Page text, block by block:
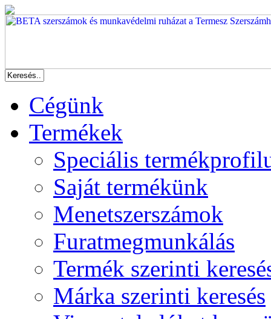
Cégünk
Termékek
Speciális
Saját termékünk
Menetszerszámok
Furatmegmunkálás
Termék szerinti
Márka szerinti keresés